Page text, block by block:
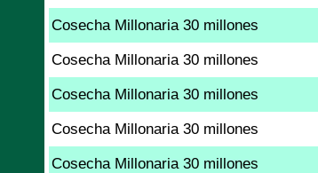
Cosecha Millonaria 30 millones
Cosecha Millonaria 30 millones
Cosecha Millonaria 30 millones
Cosecha Millonaria 30 millones
Cosecha Millonaria 30 millones